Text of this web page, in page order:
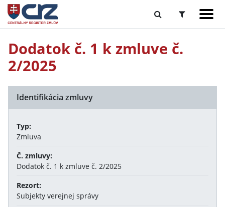
Dodatok č. 1 k zmluve č.
2/2025
Identifikácia zmluvy
Typ:
Zmluva
Č. zmluvy:
Dodatok č. 1 k zmluve č. 2/2025
Rezort:
Subjekty verejnej správy